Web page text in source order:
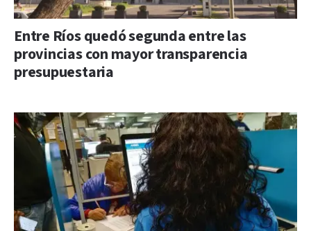
Entre Ríos quedó segunda entre las
provincias con mayor transparencia
presupuestaria